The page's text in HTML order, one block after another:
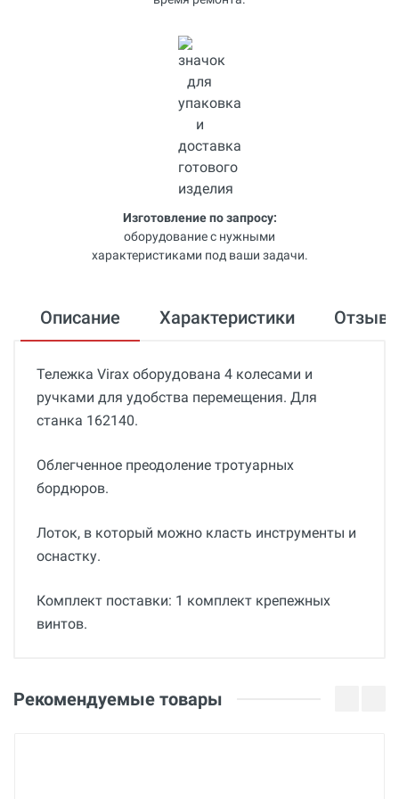
Изготовление по запросу:
оборудование с нужными
характеристиками под ваши задачи.
Описание Характеристики
Тележка Virax оборудована 4 колесами и
ручками для удобства перемещения. Для
станка 162140.
Облегченное преодоление тротуарных
бордюров.
Лоток, в который можно класть инструменты и
оснастку.
Комплект поставки: 1 комплект крепежных
винтов.
36 месяцев
Оценка
Рекомендуемые товары